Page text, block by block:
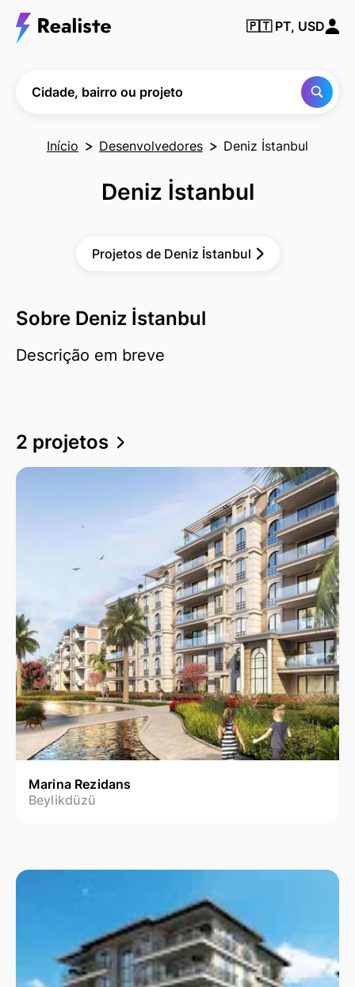
Encontre
qualquer
🇵🇹 PT, USD
Cidade, bairro ou projeto
Início Desenvolvedores Deniz İstanbul
Deniz İstanbul
Projetos de Deniz İstanbul
Sobre Deniz İstanbul
Descrição em breve
2 projetos
Marina Rezidans
Beylikdüzü